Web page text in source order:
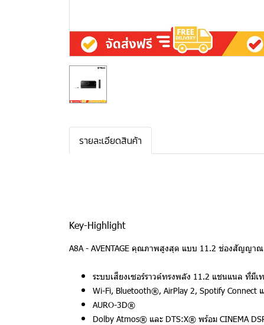
รายละเอียดสินค้า
Key-Highlight
A8A - AVENTAGE คุณภาพสูงสุด แบบ 11.2 ช่องสัญญา
ระบบเสียงเซอร์ราวด์ทรงพลัง 11.2 แชนแนล ที่มี
Wi-Fi, Bluetooth®, AirPlay 2, Spotify Connect
AURO-3D®
Dolby Atmos® และ DTS:X® พร้อม CINEMA